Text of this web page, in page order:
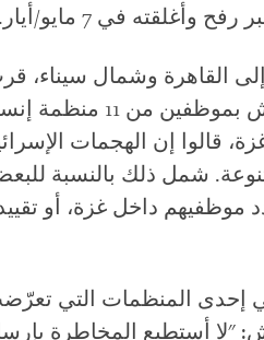
وأغلقته في 7 مايو/أيار.
إلى القاهرة وشمال سيناء،
هيومن رايتس ووتش
قالوا إن الهجمات
شمل ذلك بالنسبة
موظفيهم داخل غزة، أو
المنظمات التي
"لا أستطيع المخاطرة